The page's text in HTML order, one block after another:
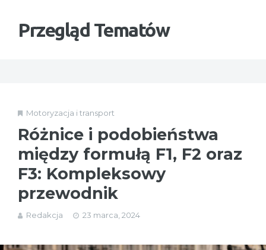
Przegląd Tematów
Motoryzacja i transport
Różnice i podobieństwa
między formułą F1, F2 oraz
F3: Kompleksowy
przewodnik
Redakcja 23 marca, 2024